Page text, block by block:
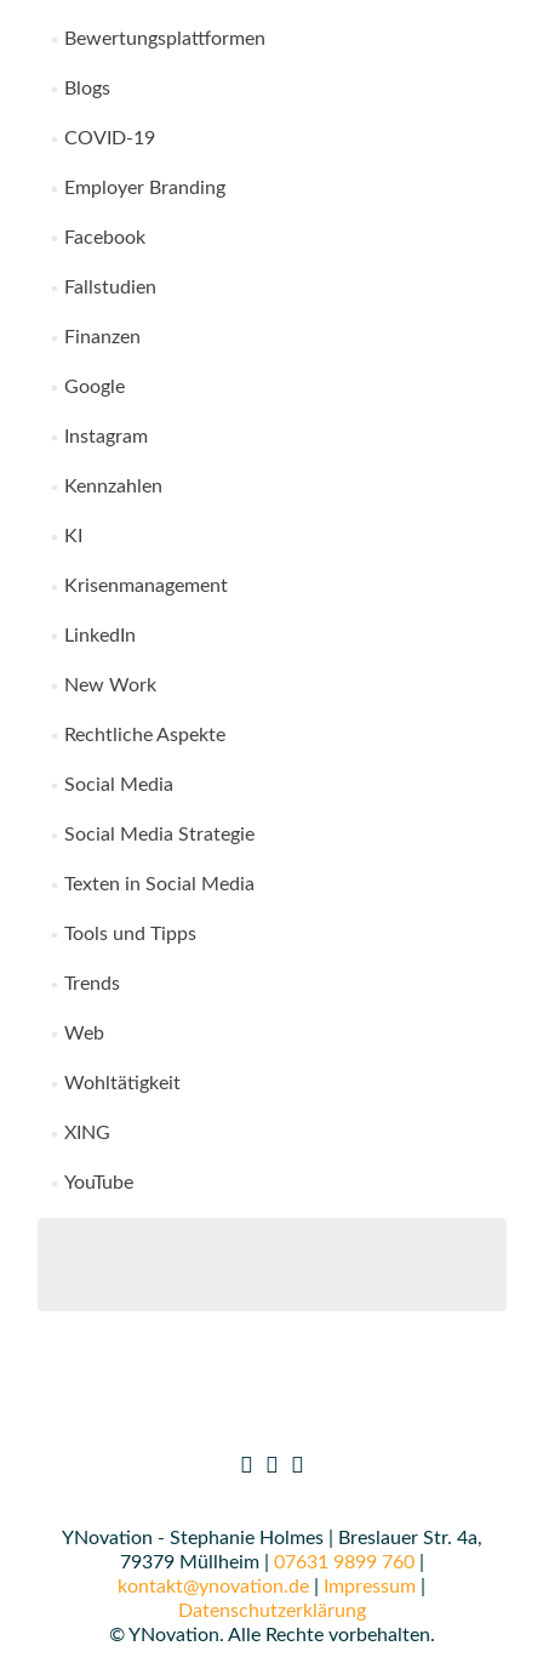
Bewertungsplattformen
Blogs
COVID-19
Employer Branding
Facebook
Fallstudien
Finanzen
Google
Instagram
Kennzahlen
KI
Krisenmanagement
LinkedIn
New Work
Rechtliche Aspekte
Social Media
Social Media Strategie
Texten in Social Media
Tools und Tipps
Trends
Web
Wohltätigkeit
XING
YouTube
YNovation - Stephanie Holmes | Breslauer Str. 4a,
79379 Müllheim | 07631 9899 760|
kontakt@ynovation.de
Impressum
Datenschutzerklärung
© YNovation. Alle Rechte vorbehalten.